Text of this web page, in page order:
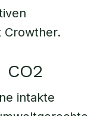
Crowther.
intakte